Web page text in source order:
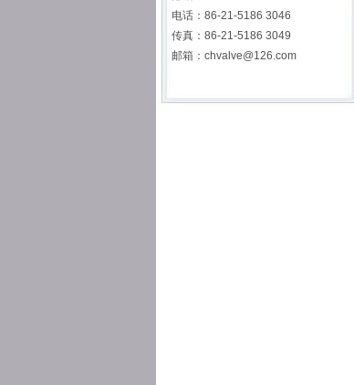
电话：86-21-5186 3046
传真：86-21-5186 3049
邮箱：chvalve@126.com